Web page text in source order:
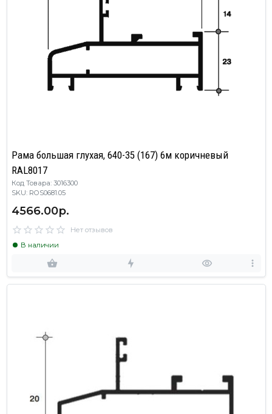
Рама большая глухая, 640-35 (167) 6м коричневый
RAL8017
Код Товара: 3016300
SKU: ROS0681.05
4566.00р.
Нет отзывов
В наличии